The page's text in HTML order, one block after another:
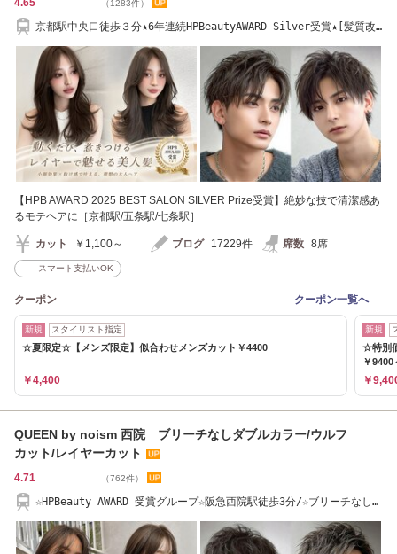
4.65 （1283件）
京都駅中央口徒歩３分★6年連続HPBeautyAWARD Silver受賞★[髪質改
【HPB AWARD 2025 BEST SALON SILVER Prize受賞】絶妙な技で清潔感あ
るモテヘアに［京都駅/五条駅/七条駅］
カット ￥1,100～ ブログ 17229件 席数 8席
スマート支払いOK
クーポン クーポン一覧へ
新規 スタイリスト指定
☆夏限定☆【メンズ限定】似合わせメンズカット￥4400
￥4,400
新規
☆特別
￥9400
￥
QUEEN by noism 西院 ブリーチなしダブルカラー/ウルフ
カット/レイヤーカット
4.71 （762件）
☆HPBeauty AWARD 受賞グループ☆阪急西院駅徒歩3分/☆ブリーチなしダ